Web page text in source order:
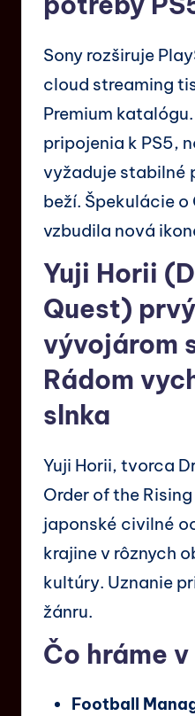
Sony rozširuje
cloud streaming
Premium
pripojenia k PS5,
vyžaduje stabilné
beží. Špekulácie
vzbudila nová
Yuji Horii
Quest)
vývojárom
Rádom
slnka
Yuji Horii, tvorca
Order of the
japonské civilné
krajine v rôznych
kultúry. Uznanie
žánru.
Čo hráme
Football